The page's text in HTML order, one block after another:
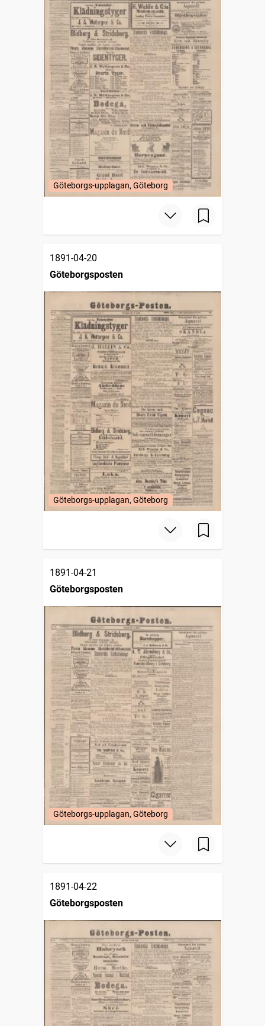
Göteborgs-upplagan, Göteborg
1891-04-20
Göteborgsposten
Göteborgs-upplagan, Göteborg
1891-04-21
Göteborgsposten
Göteborgs-upplagan, Göteborg
1891-04-22
Göteborgsposten